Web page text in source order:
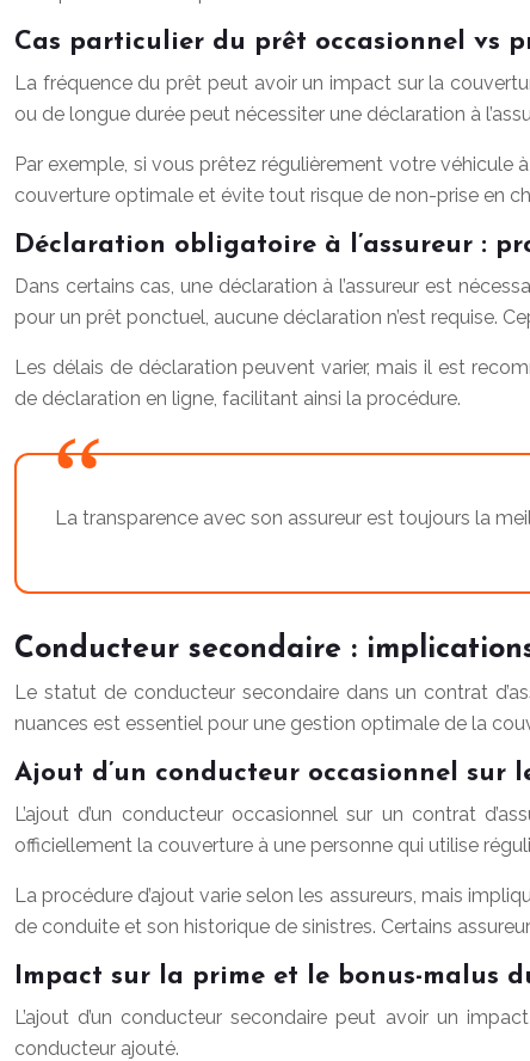
Cas particulier du prêt occasionnel vs
La fréquence du prêt peut avoir un impact sur la
ou de longue durée peut nécessiter une déclaration à
Par exemple, si vous prêtez régulièrement votre
couverture optimale et évite tout risque de non-prise en
Déclaration obligatoire à l’assureur :
Dans certains cas, une déclaration à l’assureur est
pour un prêt ponctuel, aucune déclaration n’est requise.
Les délais de déclaration peuvent varier, mais il est
de déclaration en ligne, facilitant ainsi la procédure.
La transparence avec son assureur est toujours la
Conducteur secondaire :
Le statut de conducteur secondaire dans un contrat
nuances est essentiel pour une gestion optimale de la
Ajout d’un conducteur occasionnel sur
L’ajout d’un conducteur occasionnel sur un contrat
officiellement la couverture à une personne qui utilise
La procédure d’ajout varie selon les assureurs, mais
de conduite et son historique de sinistres. Certains
Impact sur la prime et le bonus-malus
L’ajout d’un conducteur secondaire peut avoir un
conducteur ajouté.